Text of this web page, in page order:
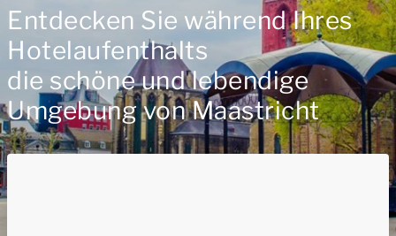
Entdecken Sie während Ihres
Hotelaufenthalts
die schöne und lebendige
Umgebung von Maastricht